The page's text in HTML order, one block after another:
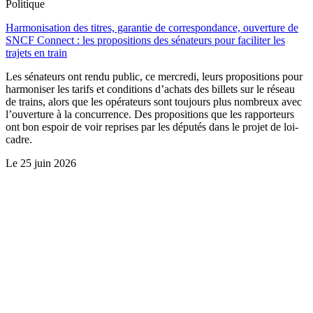
Politique
Harmonisation des titres, garantie de correspondance, ouverture de
SNCF Connect : les propositions des sénateurs pour faciliter les
trajets en train
Les sénateurs ont rendu public, ce mercredi, leurs propositions pour
harmoniser les tarifs et conditions d’achats des billets sur le réseau
de trains, alors que les opérateurs sont toujours plus nombreux avec
l’ouverture à la concurrence. Des propositions que les rapporteurs
ont bon espoir de voir reprises par les députés dans le projet de loi-
cadre.
Le 25 juin 2026